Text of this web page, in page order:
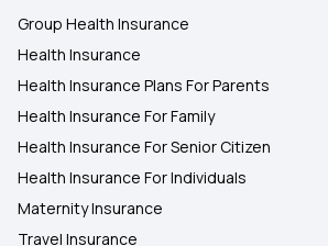
Group Health Insurance
Health Insurance
Health Insurance Plans For Parents
Health Insurance For Family
Health Insurance For Senior Citizen
Health Insurance For Individuals
Maternity Insurance
Travel Insurance